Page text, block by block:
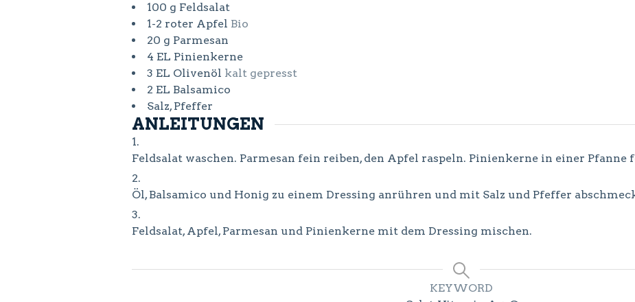
100 g Feldsalat
1-2 roter Apfel Bio
20 g Parmesan
4 EL Pinienkerne
3 EL Olivenöl kalt gepresst
2 EL Balsamico
Salz, Pfeffer
ANLEITUNGEN
Feldsalat waschen. Parmesan fein reiben, den Apfel raspeln. Pinienkerne in einer
Öl, Balsamico und Honig zu einem Dressing anrühren und mit Salz und Pfeffer
Feldsalat, Apfel, Parmesan und Pinienkerne mit dem Dressing mischen.
KEYWORD